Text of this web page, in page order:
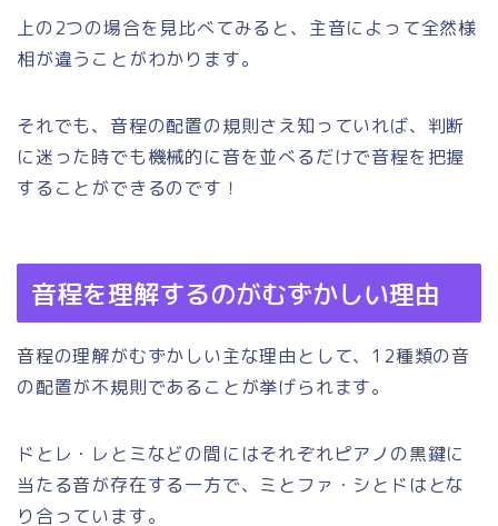
上の2つの場合を見比べてみると、主音によって全然様
相が違うことがわかります。
それでも、音程の配置の規則さえ知っていれば、判断
に迷った時でも機械的に音を並べるだけで音程を把握
することができるのです！
音程を理解するのがむずかしい理由
音程の理解がむずかしい主な理由として、12種類の音
の配置が不規則であることが挙げられます。
ドとレ・レとミなどの間にはそれぞれピアノの黒鍵に
当たる音が存在する一方で、ミとファ・シとドはとな
り合っています。